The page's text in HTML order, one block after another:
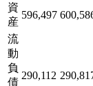
資
産
596,497
流
動
負
債
290,112